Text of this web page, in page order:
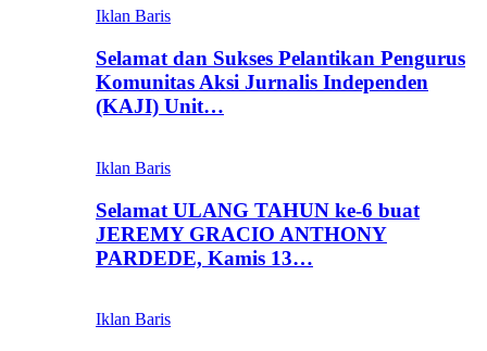
Iklan Baris
Selamat dan Sukses Pelantikan Pengurus
Komunitas Aksi Jurnalis Independen
(KAJI) Unit…
Iklan Baris
Selamat ULANG TAHUN ke-6 buat
JEREMY GRACIO ANTHONY
PARDEDE, Kamis 13…
Iklan Baris